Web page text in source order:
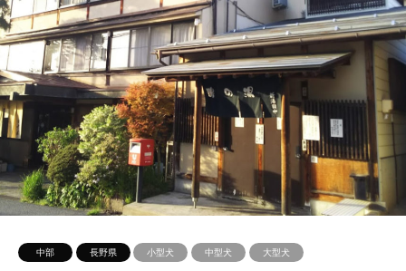
中部 長野県 小型犬 中型犬 大型犬